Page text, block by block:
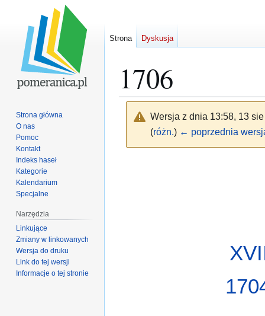
1706
Wersja z dnia 13:58, 13
(różn.) ← poprzednia
Strona Dyskusja
Strona główna
O nas
Pomoc
Kontakt
Indeks haseł
Kategorie
Kalendarium
Specjalne
Narzędzia
Linkujące
Zmiany w linkowanych
Wersja do druku
Link do tej wersji
Informacje o tej stronie